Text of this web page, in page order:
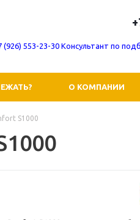
(926) 553-23-30 Консультант по
О КОМПАНИИ
S1000